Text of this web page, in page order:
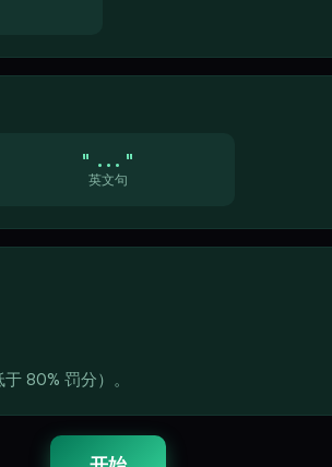
"..."
英文句
80% 罚分）。